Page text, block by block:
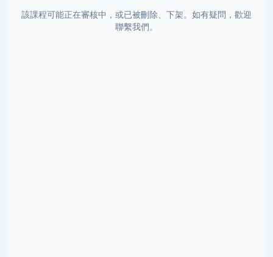
該課程可能正在審核中，或已被刪除、下架。如有疑問，歡迎
聯繫我們。